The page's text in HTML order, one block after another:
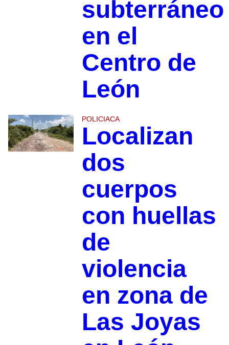
subterráneo
en el
Centro de
León
POLICIACA
Localizan
dos
cuerpos
con huellas
de
violencia
en zona de
Las Joyas